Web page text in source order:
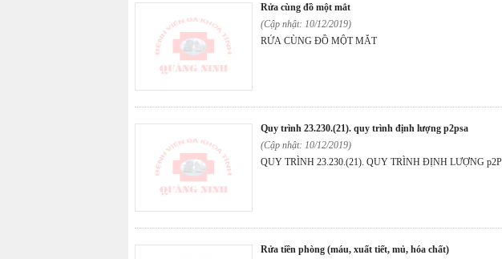
rửa cùng đồ một mắt
(Cập nhật: 10/12/2019)
RỬA CÙNG ĐỒ MỘT MẮT
quy trình 23.230.(21). quy trình định lượng p2psa
(Cập nhật: 10/12/2019)
QUY TRÌNH 23.230.(21). QUY TRÌNH ĐỊNH LƯỢNG
rửa tiền phòng (máu, xuất tiết, mủ, hóa chất)